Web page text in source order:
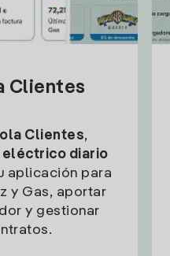
Clientes
Clientes,
eléctrico diario
aplicación para
y Gas, aportar
y gestionar